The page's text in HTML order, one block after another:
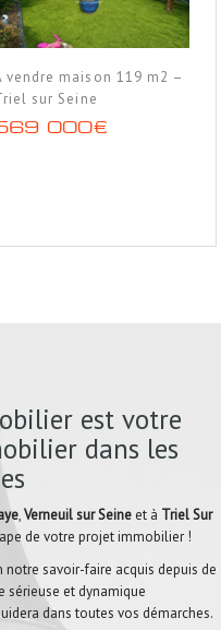
vendre maison 119 m2 –
sur Seine
000€
est votre
dans les
,Verneuil sur Seine et à Triel Sur
de votre projet immobilier !
savoir-faire acquis depuis de
sérieuse et dynamique
dans toutes vos démarches.